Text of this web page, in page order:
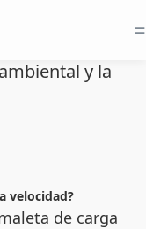
=
y la
velocidad?
de carga